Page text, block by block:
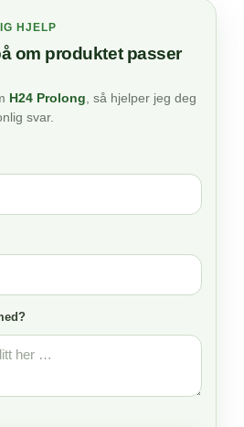
HJELP
om produktet passer
H24 Prolong , så hjelper jeg deg
svar.